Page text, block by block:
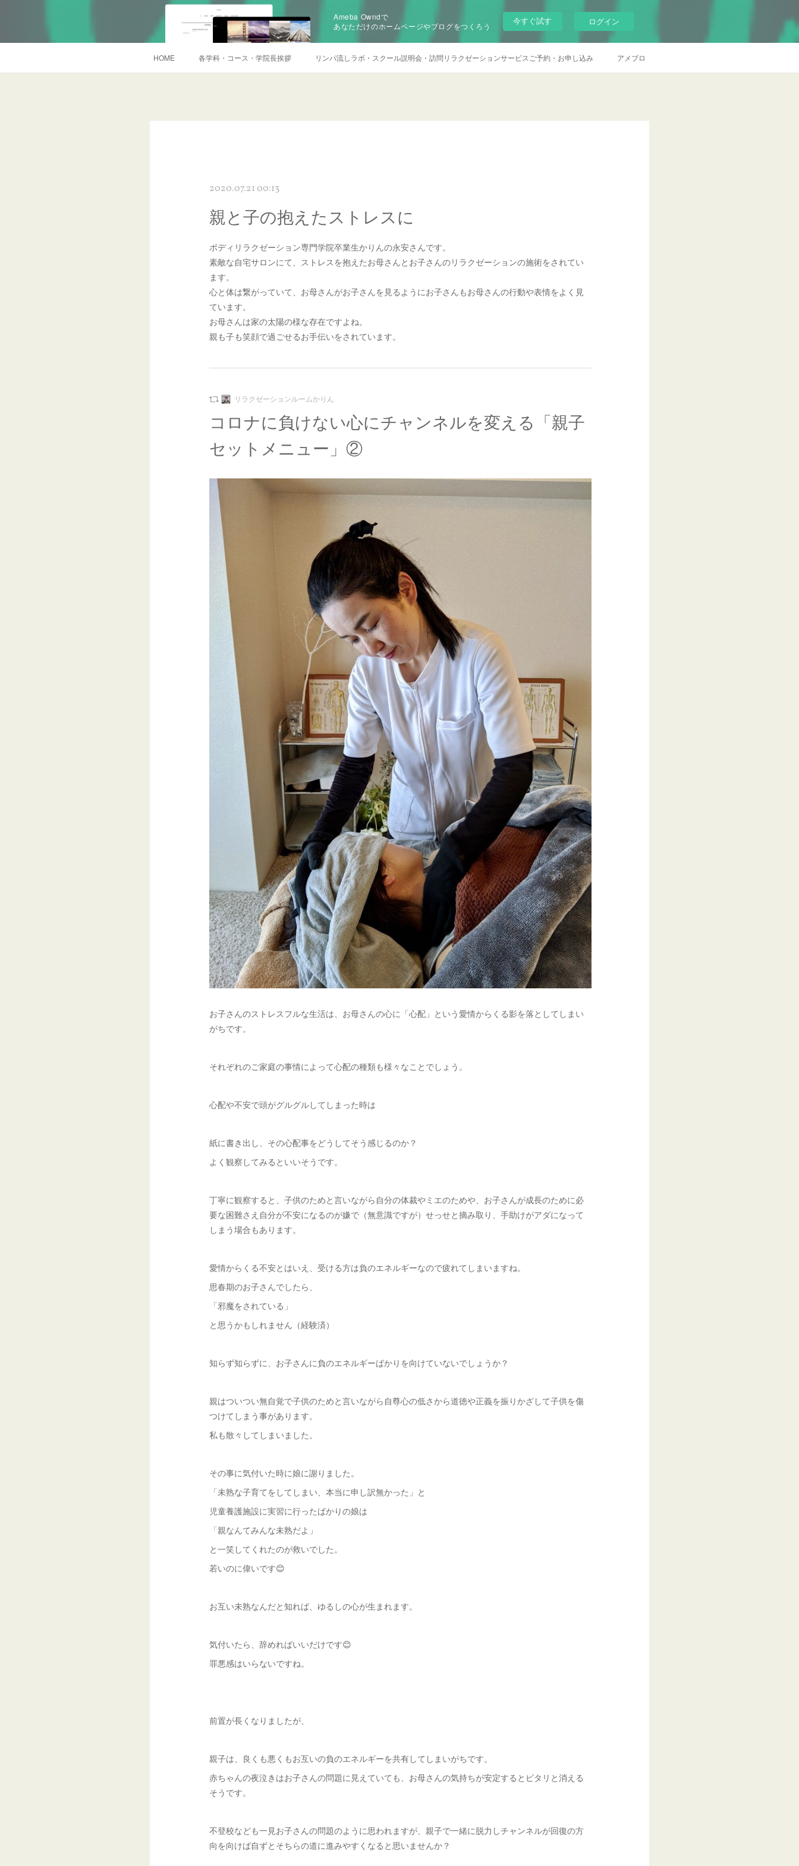
Ameba Owndで
あなただけのホームページやブログをつくろう
今すぐ試す ログイン
HOME 各学科・コース・学院長挨拶 リンパ流しラボ・スクール説明会・訪問リラクゼーションサービスご予約・お申し込み アメブロ
2020.07.21 00:13
親と子の抱えたストレスに
ボディリラクゼーション専門学院卒業生かりんの永安さんです。
素敵な自宅サロンにて、ストレスを抱えたお母さんとお子さんのリラクゼーションの施術をされてい
ます。
心と体は繋がっていて、お母さんがお子さんを見るようにお子さんもお母さんの行動や表情をよく見
ています。
お母さんは家の太陽の様な存在ですよね。
親も子も笑顔で過ごせるお手伝いをされています。
リラクゼーションルームかりん
コロナに負けない心にチャンネルを変える「親子
セットメニュー」②
お子さんのストレスフルな生活は、お母さんの心に「心配」という愛情からくる影を落としてしまい
がちです。
それぞれのご家庭の事情によって心配の種類も様々なことでしょう。
心配や不安で頭がグルグルしてしまった時は
紙に書き出し、その心配事をどうしてそう感じるのか？
よく観察してみるといいそうです。
丁寧に観察すると、子供のためと言いながら自分の体裁やミエのためや、お子さんが成長のために必
要な困難さえ自分が不安になるのが嫌で（無意識ですが）せっせと摘み取り、手助けがアダになって
しまう場合もあります。
愛情からくる不安とはいえ、受ける方は負のエネルギーなので疲れてしまいますね。
思春期のお子さんでしたら、
「邪魔をされている」
と思うかもしれません（経験済）
知らず知らずに、お子さんに負のエネルギーばかりを向けていないでしょうか？
親はついつい無自覚で子供のためと言いながら自尊心の低さから道徳や正義を振りかざして子供を傷
つけてしまう事があります。
私も散々してしまいました。
その事に気付いた時に娘に謝りました。
「未熟な子育てをしてしまい、本当に申し訳無かった」と
児童養護施設に実習に行ったばかりの娘は
「親なんてみんな未熟だよ」
と一笑してくれたのが救いでした。
若いのに偉いです😊
お互い未熟なんだと知れば、ゆるしの心が生まれます。
気付いたら、辞めればいいだけです😊
罪悪感はいらないですね。
前置が長くなりましたが、
親子は、良くも悪くもお互いの負のエネルギーを共有してしまいがちです。
赤ちゃんの夜泣きはお子さんの問題に見えていても、お母さんの気持ちが安定するとピタリと消える
そうです。
不登校なども一見お子さんの問題のように思われますが、親子で一緒に脱力しチャンネルが回復の方
向を向けば自ずとそちらの道に進みやすくなると思いませんか？